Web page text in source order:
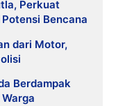
Perkuat
Bencana
dari Motor,
Berdampak